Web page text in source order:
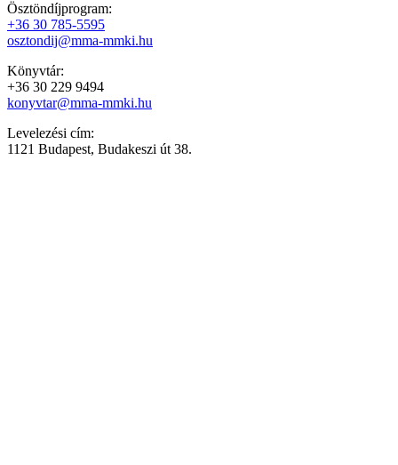
Ösztöndíjprogram:
+36 30 785-5595
osztondij@mma-mmki.hu
Könyvtár:
+36 30 229 9494
konyvtar@mma-mmki.hu
Levelezési cím:
1121 Budapest, Budakeszi út 38.